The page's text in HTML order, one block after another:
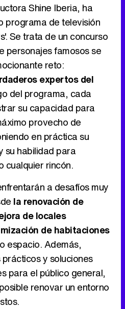
Tráiler de '33 días', la nueva serie de Atresplayer con Julián Villagrán y José Manuel Poga
Shine Iberia, ha
programa de televisión
Se trata de un concurso
personajes famosos se
reto:
expertos del
del programa, cada
su capacidad para
provecho de
en práctica su
su habilidad para
cualquier rincón.
a desafíos muy
la renovación de
de locales
de habitaciones
espacio. Además,
y soluciones
para el público general,
renovar un entorno